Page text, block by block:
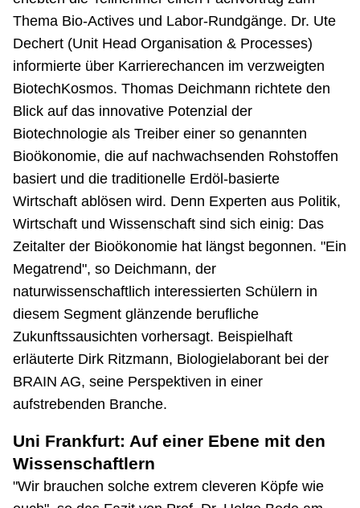
Thema Bio-Actives und Labor-Rundgänge. Dr. Ute
Dechert (Unit Head Organisation & Processes)
informierte über Karrierechancen im verzweigten
BiotechKosmos. Thomas Deichmann richtete den
Blick auf das innovative Potenzial der
Biotechnologie als Treiber einer so genannten
Bioökonomie, die auf nachwachsenden Rohstoffen
basiert und die traditionelle Erdöl-basierte
Wirtschaft ablösen wird. Denn Experten aus Politik,
Wirtschaft und Wissenschaft sind sich einig: Das
Zeitalter der Bioökonomie hat längst begonnen. "Ein
Megatrend", so Deichmann, der
naturwissenschaftlich interessierten Schülern in
diesem Segment glänzende berufliche
Zukunftssausichten vorhersagt. Beispielhaft
erläuterte Dirk Ritzmann, Biologielaborant bei der
BRAIN AG, seine Perspektiven in einer
aufstrebenden Branche.
Uni Frankfurt: Auf einer Ebene mit den
Wissenschaftlern
"Wir brauchen solche extrem cleveren Köpfe wie